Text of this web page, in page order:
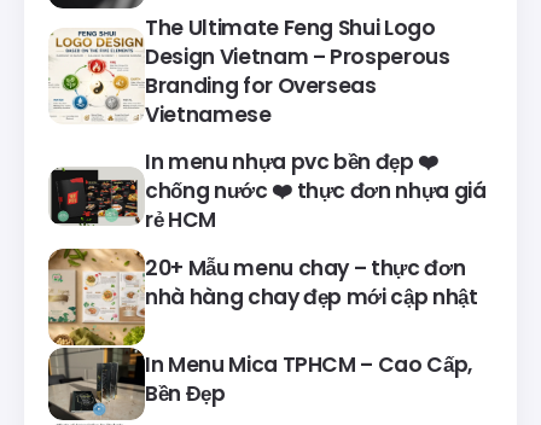
The Ultimate Feng Shui Logo
Design Vietnam – Prosperous
Branding for Overseas
Vietnamese
In menu nhựa pvc bền đẹp ❤️
chống nước ❤️ thực đơn nhựa giá
rẻ HCM
20+ Mẫu menu chay – thực đơn
nhà hàng chay đẹp mới cập nhật
In Menu Mica TPHCM – Cao Cấp,
Bền Đẹp